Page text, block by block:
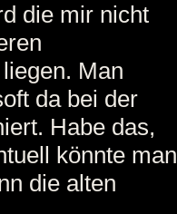
die mir nicht
Man
da bei der
Habe das,
könnte man
die alten